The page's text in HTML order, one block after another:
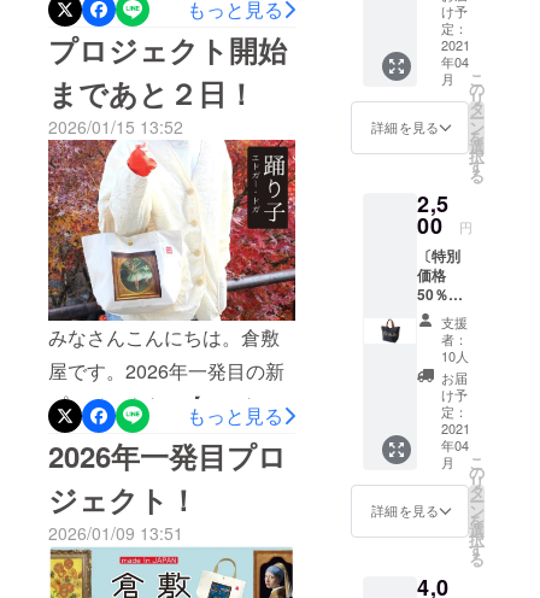
購入して頂いた方、本当に
ありがとうございます。嬉
しいコメントも頂いてとて
も励みになります。残り日
数もバッグの紹介などして
いきますので引き続きよろ
しくお願い致します！
https://www.makuake.com/pr
oject/hanp_art_bag/
もっと見る
プロジェクト開始
まであと２日！
2026/01/15 13:52
みなさんこんにちは。倉敷
屋です。2026年一発目の新
プロジェクト、【アートの
街・倉敷から送るトート
バッグ】倉敷帆布×西洋名画
の魅力をぜひあなたに。が
いよいよ２日後の1月17日
10時から始まります！さま
もっと見る
2026年一発目プロ
ジェクト！
2026/01/09 13:51
料・消
費税込
け予
定：
2021
年04
月
詳細を見る
こ
の
リ
タ
ー
ン
を
選
択
す
る
2,5
00 円
〔特別
価格
50％OF
F〕レト
ロラン
チバッ
グ １
料・消
費税込
支援
者：
10人
お届
け予
定：
2021
年04
月
詳細を見る
こ
の
リ
タ
ー
ン
を
選
択
す
る
4,0